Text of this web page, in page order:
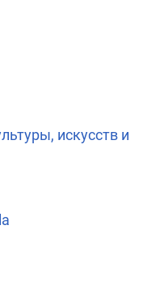
искусств и